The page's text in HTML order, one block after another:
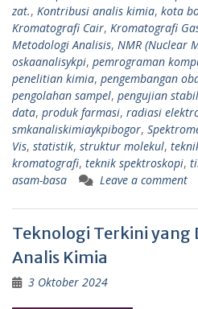
zat., Kontribusi analis kimia, kota
Kromatografi Cair, Kromatografi
Metodologi Analisis, NMR (Nuclear
oskaanalisykpi, pemrograman
penelitian kimia, pengembangan
pengolahan sampel, pengujian
data, produk farmasi, radiasi
smkanaliskimiaykpibogor,
Vis, statistik, struktur molekul,
kromatografi, teknik spektroskopi,
asam-basa
Leave a comment
Teknologi Terkini yang
Analis Kimia
3 Oktober 2024